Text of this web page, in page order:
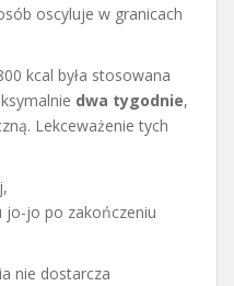
oscyluje w granicach
kcal była stosowana
dwa tygodnie,
Lekceważenie tych
jo-jo po zakończeniu
nie dostarcza